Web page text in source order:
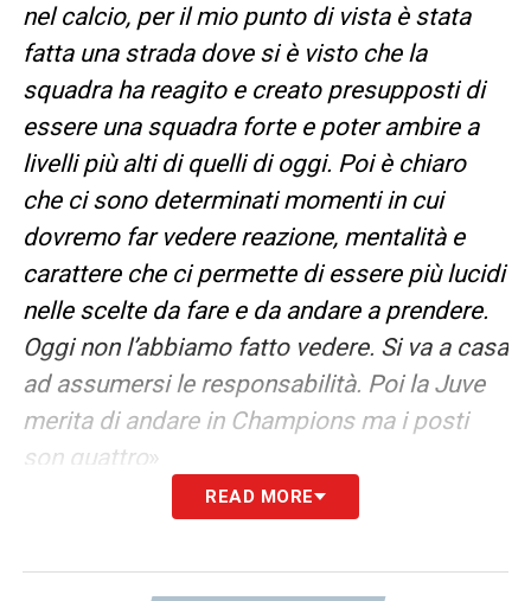
nel calcio, per il mio punto di vista è stata
fatta una strada dove si è visto che la
squadra ha reagito e creato presupposti di
essere una squadra forte e poter ambire a
livelli più alti di quelli di oggi. Poi è chiaro
che ci sono determinati momenti in cui
dovremo far vedere reazione, mentalità e
carattere che ci permette di essere più lucidi
nelle scelte da fare e da andare a prendere.
Oggi non l’abbiamo fatto vedere. Si va a casa
ad assumersi le responsabilità. Poi la Juve
merita di andare in Champions ma i posti
son quattro»
READ MORE